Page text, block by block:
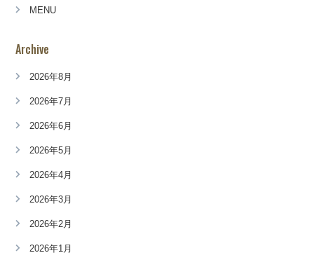
MENU
Archive
2026年8月
2026年7月
2026年6月
2026年5月
2026年4月
2026年3月
2026年2月
2026年1月